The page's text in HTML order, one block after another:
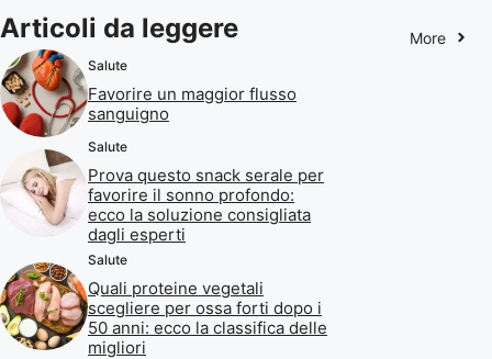
Articoli da leggere More
Salute
Favorire un maggior flusso
sanguigno
Salute
Prova questo snack serale per
favorire il sonno profondo:
ecco la soluzione consigliata
dagli esperti
Salute
Quali proteine vegetali
scegliere per ossa forti dopo i
50 anni: ecco la classifica delle
migliori